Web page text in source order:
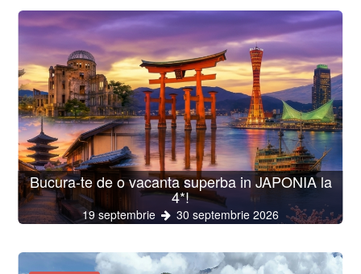
Bucura-te de o vacanta superba in JAPONIA la
4*!
19 septembrie 30 septembrie 2026